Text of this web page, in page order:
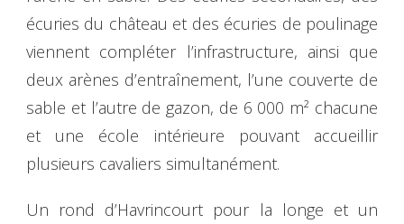
écuries du château et des écuries de poulinage
viennent compléter l’infrastructure, ainsi que
deux arènes d’entraînement, l’une couverte de
sable et l’autre de gazon, de 6 000 m² chacune
et une école intérieure pouvant accueillir
plusieurs cavaliers simultanément.
Un rond d’Havrincourt pour la longe et un